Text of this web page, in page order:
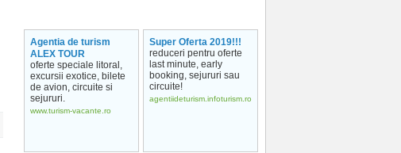
Agentia de turism
ALEX TOUR
oferte speciale litoral,
excursii exotice, bilete
de avion, circuite si
sejururi.
www.turism-vacante.ro
Super Oferta 2019!!!
reduceri pentru oferte
last minute, early
booking, sejururi sau
circuite!
agentiideturism.infoturism.ro